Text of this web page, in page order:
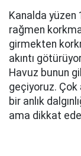
Kanalda yüzen
rağmen
girmekten
akıntı
Havuz bunun
geçiyoruz. Çok
bir anlık
ama dikkat